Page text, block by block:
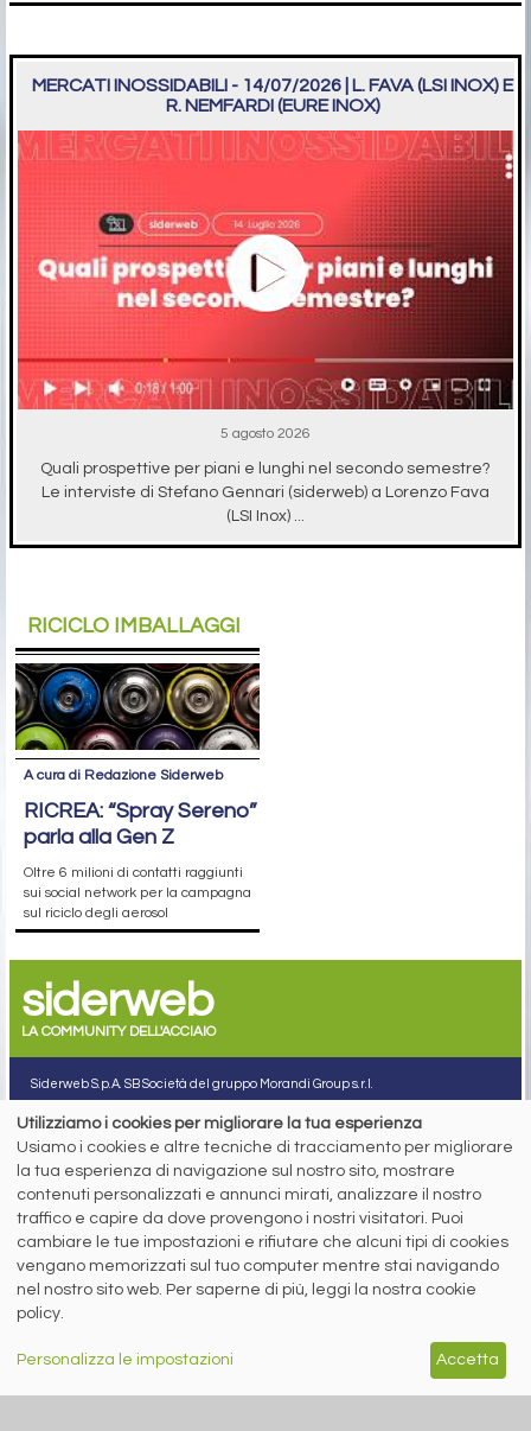
MERCATI INOSSIDABILI - 14/07/2026 | L. FAVA (LSI INOX) E
R. NEMFARDI (EURE INOX)
5 agosto 2026
Quali prospettive per piani e lunghi nel secondo semestre?
Le interviste di Stefano Gennari (siderweb) a Lorenzo Fava
(LSI Inox) ...
RICICLO IMBALLAGGI
A cura di Redazione Siderweb
RICREA: “Spray Sereno”
parla alla Gen Z
Oltre 6 milioni di contatti raggiunti
sui social network per la campagna
sul riciclo degli aerosol
siderweb
LA COMMUNITY DELL'ACCIAIO
Siderweb S.p.A. SB Società del gruppo Morandi Group s.r.l.
ISSN 2532 -2982
Sede sociale: Flero (Brescia) Via Don Milani 5
T. +39 030 254 00 06
E. info@siderweb.com
Copyright siderweb spa sb
Tutti i diritti sono riservati
Privacy policy
Cookie policy
Digital Services Act Policy
MENU
SEGUICI SUI NOSTRI
SOCIAL NETWORK
Utilizziamo i cookies per migliorare la tua esperienza
Usiamo i cookies e altre tecniche di tracciamento per migliorare
la tua esperienza di navigazione sul nostro sito, mostrare
contenuti personalizzati e annunci mirati, analizzare il nostro
traffico e capire da dove provengono i nostri visitatori. Puoi
cambiare le tue impostazioni e rifiutare che alcuni tipi di cookies
vengano memorizzati sul tuo computer mentre stai navigando
nel nostro sito web. Per saperne di più, leggi la nostra cookie
policy.
Personalizza le impostazioni Accetta